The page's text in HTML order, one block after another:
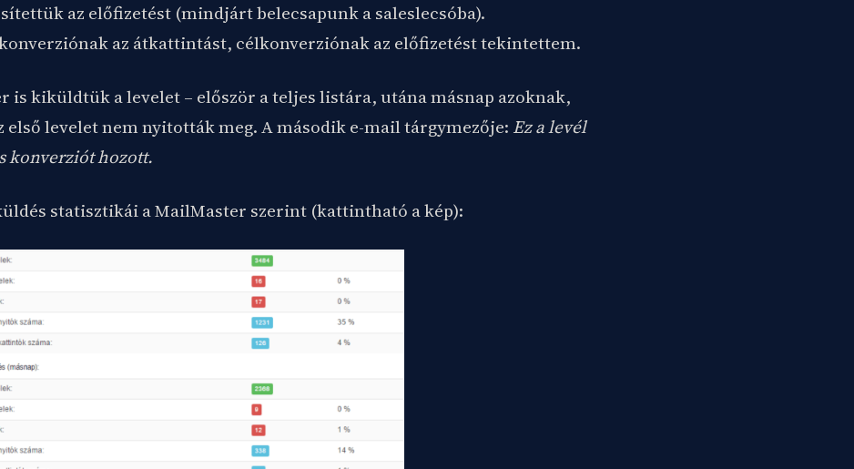
az előfizetést (mindjárt belecsapunk a saleslecsóba).
az átkattintást, célkonverziónak az előfizetést tekintettem.
is kiküldtük a levelet – először a teljes listára, utána másnap azoknak,
első levelet nem nyitották meg. A második e-mail tárgymezője: Ez a levél
konverziót hozott.
statisztikái a MailMaster szerint (kattintható a kép):